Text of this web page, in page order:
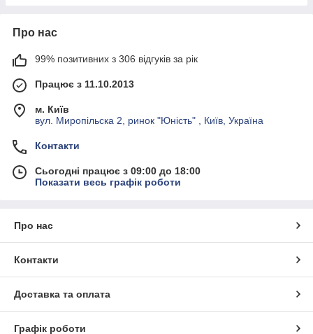
Про нас
99% позитивних з 306 відгуків за рік
Працює з 11.10.2013
м. Київ
вул. Миропільска 2, ринок "Юність" , Київ, Україна
Контакти
Сьогодні працює з 09:00 до 18:00
Показати весь графік роботи
Про нас
Контакти
Доставка та оплата
Графік роботи